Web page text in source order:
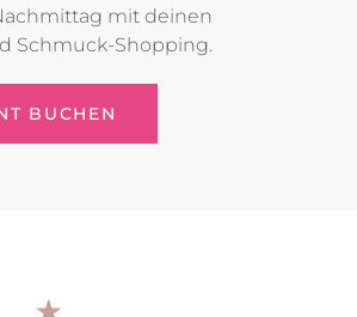
mit deinen
Schmuck-Shopping.
BUCHEN